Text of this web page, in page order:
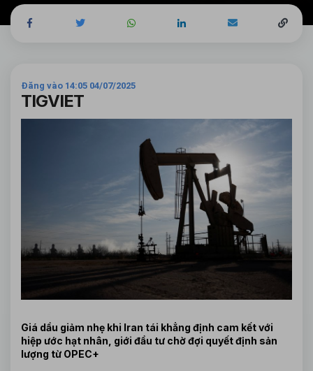
Đăng vào 14:05 04/07/2025
TIGVIET
Giá dầu giảm nhẹ khi Iran tái khẳng định cam kết với
hiệp ước hạt nhân, giới đầu tư chờ đợi quyết định sản
lượng từ OPEC+